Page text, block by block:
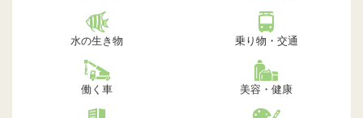
水の生き物 乗り物・交通
働く車 美容・健康